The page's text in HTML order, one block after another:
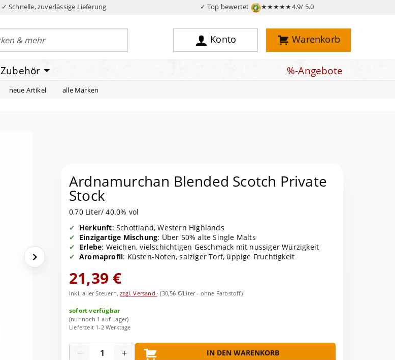
✓ Schnelle, zuverlässige Lieferung ✓ Top bewertet ★★★★★4.9/ 5.0
Konto Warenkorb
Zubehör %-Angebote
neue Artikel alle Marken
Ardnamurchan Blended Scotch Private
Stock
0,70 Liter/ 40.0% vol
Herkunft: Schottland, Western Highlands
Einzigartige Mischung: Über 50% alte Single Malts
Erlebe: Weichen, vielschichtigen Geschmack mit nussiger Würzigkeit
Aromaprofil: Küsten-Noten, salziger Torf, üppige Fruchtigkeit
21,39 €
inkl. aller Steuern,zzgl. Versand ·(30,56 €/Liter - ohne Farbstoff)
sofort verfügbar
(nur noch 1 auf Lager)
Lieferzeit 1-2 Werktage
− + IN DEN WARENKORB